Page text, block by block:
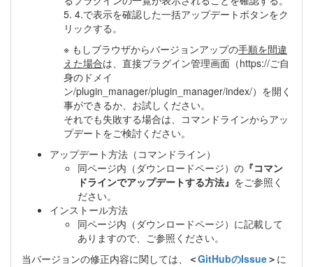
5. 4.で表示を確認した一括アップデートボタンをク
リックする。
※ もしブラウザからバージョンアップの手順を間違
えた場合は、直接プラグイン管理画面（https://ご自
身のドメイ
ン/plugin_manager/plugin_manager/index/）を開く
事ができるか、お試しください。
それでも失敗する場合は、コマンドラインからアッ
プデートをご検討ください。
アップデート方法（コマンドライン）
同ページ内（ダウンロードページ）の 『コマン
ドラインでアップデートする方法』 をご参照く
ださい。
インストール方法
同ページ内（ダウンロードページ）に記載して
ありますので、ご参照ください。
当バージョンの修正内容に関しては、
＜GitHubのIssue＞ に